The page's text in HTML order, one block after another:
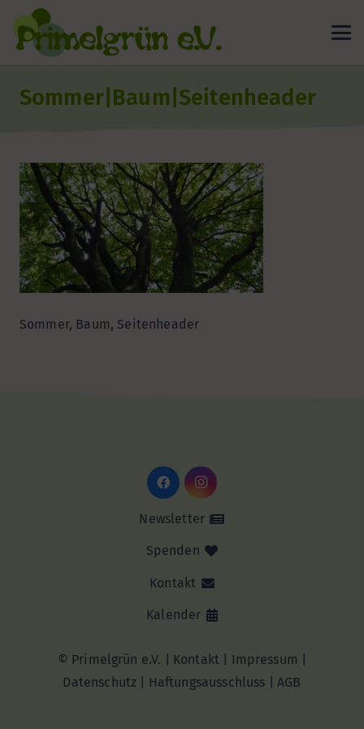
Sommer|Baum|Seitenheader
Sommer, Baum, Seitenheader
Newsletter
Spenden
Kontakt
Kalender
© Primelgrün e.V. | Kontakt Impressum
Datenschutz
Haftungsausschluss |AGB